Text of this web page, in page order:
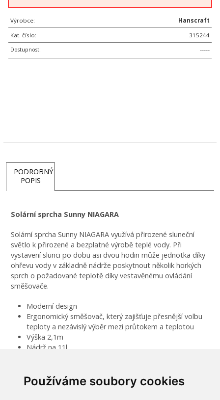
Používáme soubory cookies
Výrobce:
Hanscraft
Kat. číslo:
315244
Dostupnost:
-----
PODROBNÝ
POPIS
Solární sprcha Sunny NIAGARA
Solární sprcha Sunny NIAGARA využívá přirozené sluneční
světlo k přirozené a bezplatné výrobě teplé vody. Při
vystavení slunci po dobu asi dvou hodin může jednotka díky
ohřevu vody v základně nádrže poskytnout několik horkých
sprch o požadované teplotě díky vestavěnému ovládání
směšovače.
Moderní design
Ergonomický směšovač, který zajišťuje přesnější volbu
teploty a nezávislý výběr mezi průtokem a teplotou
Výška 2,1m
Nádrž na 11l